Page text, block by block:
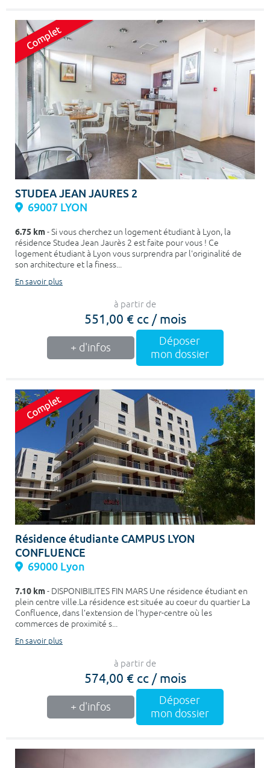
STUDEA JEAN JAURES 2
69007 LYON
6.75 km- Si vous cherchez un logement étudiant à Lyon, la
résidence Studea Jean Jaurès 2 est faite pour vous ! Ce
logement étudiant à Lyon vous surprendra par l'originalité de
son architecture et la finess...
En savoir plus
à partir de
551,00 € cc / mois
+ d'infos
Déposer
mon dossier
Résidence étudiante CAMPUS LYON
CONFLUENCE
69000 Lyon
7.10 km- DISPONIBILITES FIN MARS Une résidence étudiant en
plein centre ville.La résidence est située au coeur du quartier La
Confluence, dans l’extension de l’hyper-centre où les
commerces de proximité s...
En savoir plus
à partir de
574,00 € cc / mois
+ d'infos
Déposer
mon dossier